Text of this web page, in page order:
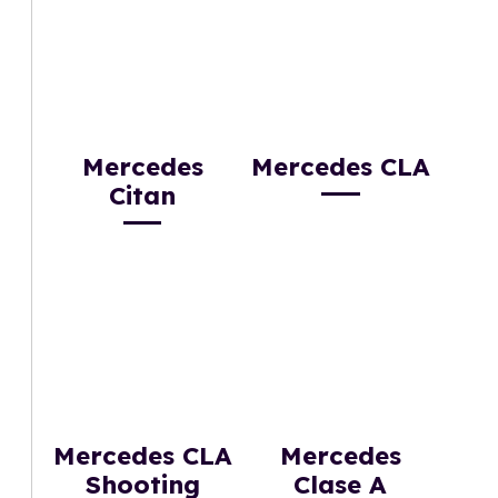
Mercedes
Citan
Mercedes CLA
Mercedes CLA
Shooting
Mercedes
Clase A